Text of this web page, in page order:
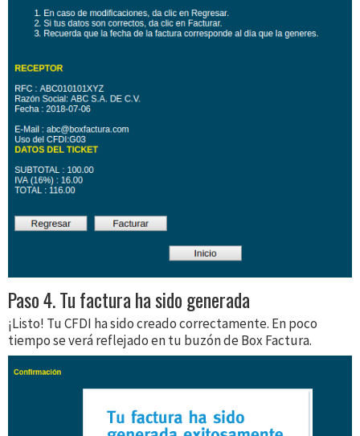
Paso 4. Tu factura ha sido generada
¡Listo! Tu CFDI ha sido creado correctamente. En poco
tiempo se verá reflejado en tu buzón de Box Factura.